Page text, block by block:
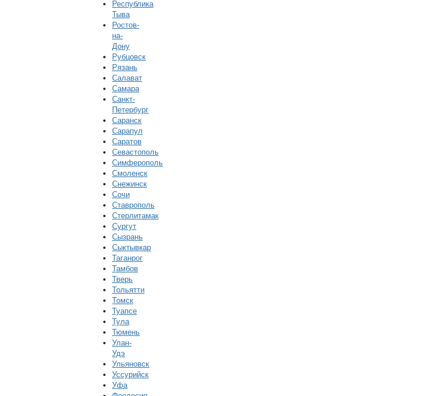
Республика
Тыва
Ростов-
на-
Дону
Рубцовск
Рязань
Салават
Самара
Санкт-
Петербург
Саранск
Сарапул
Саратов
Севастополь
Симферополь
Смоленск
Снежинск
Сочи
Ставрополь
Стерлитамак
Сургут
Сызрань
Сыктывкар
Таганрог
Тамбов
Тверь
Тольятти
Томск
Туапсе
Тула
Тюмень
Улан-
Удэ
Ульяновск
Уссурийск
Уфа